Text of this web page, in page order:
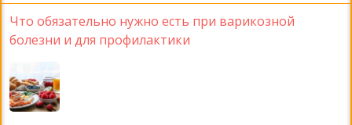
Что обязательно нужно есть при варикозной
болезни и для профилактики